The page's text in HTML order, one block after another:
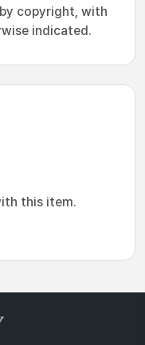
copyright, with
indicated.
this item.